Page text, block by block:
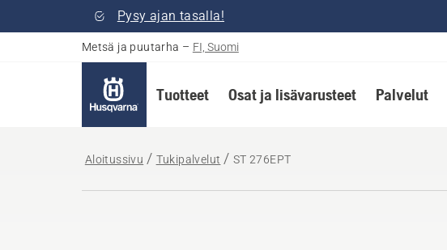
Pysy ajan tasalla!
Metsä ja puutarha – FI, Suomi
Tuotteet Osat ja lisävarusteet Palvelut
Aloitussivu Tukipalvelut ST 276EPT